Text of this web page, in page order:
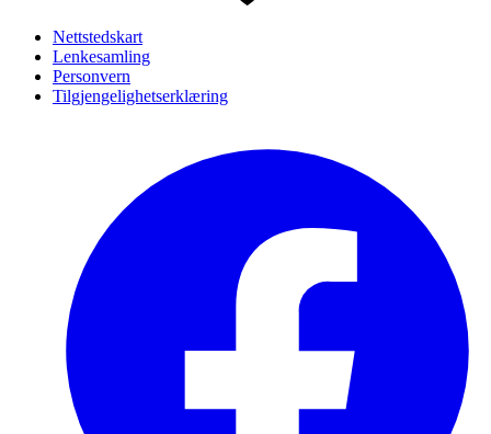
Nettstedskart
Lenkesamling
Personvern
Tilgjengelighetserklæring